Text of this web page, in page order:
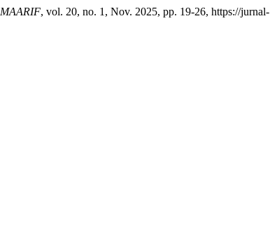
MAARIF, vol. 20, no. 1, Nov. 2025, pp. 19-26, https://jurnal-